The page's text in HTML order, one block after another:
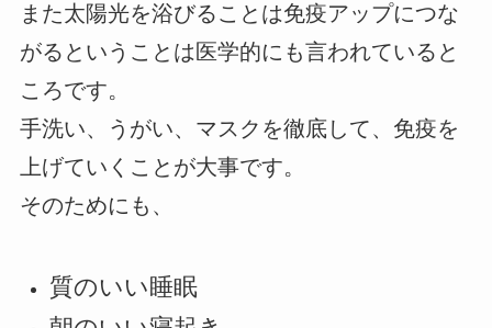
また太陽光を浴びることは免疫アップにつな
がるということは医学的にも言われていると
ころです。
手洗い、うがい、マスクを徹底して、免疫を
上げていくことが大事です。
そのためにも、
質のいい睡眠